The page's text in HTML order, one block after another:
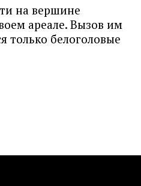
на вершине
ареале. Вызов им
только белоголовые